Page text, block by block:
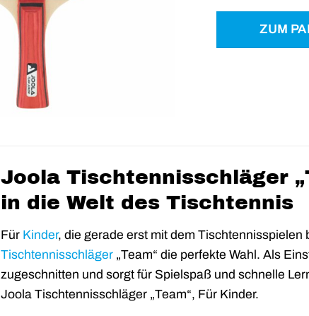
ZUM
Joola Tischtennisschläger
in die Welt des Tischtennis
Für Kinder, die gerade erst mit dem
Tischtennisschläger „Team“ die perfekte Wahl. Als
zugeschnitten und sorgt für Spielspaß und schnelle
Joola Tischtennisschläger „Team“, Für Kinder.